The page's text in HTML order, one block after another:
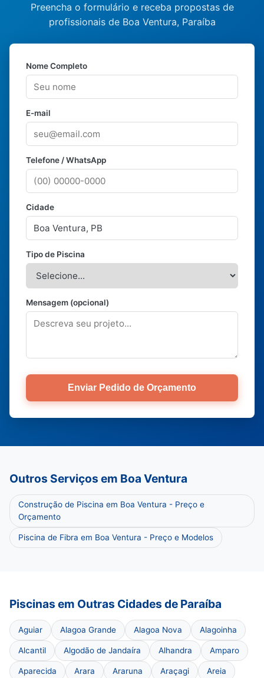
Preencha o formulário e receba propostas de
profissionais de Boa Ventura, Paraíba
Nome Completo
E-mail
Telefone / WhatsApp
Cidade
Tipo de Piscina
Mensagem (opcional)
Enviar Pedido de Orçamento
Outros Serviços em Boa Ventura
Construção de Piscina em Boa Ventura - Preço e
Orçamento
Piscina de Fibra em Boa Ventura - Preço e Modelos
Piscinas em Outras Cidades de Paraíba
Aguiar Alagoa Grande Alagoa Nova Alagoinha
Alcantil Algodão de Jandaíra Alhandra Amparo
Aparecida Arara Araruna Araçagi Areia